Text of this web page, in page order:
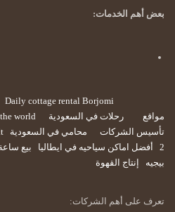
بعض أهم الخدمات:
Daily cottage rental Borjomi
مواقع
رحلات في السعودية world
تأسيس الشركات
محامي في السعودية
2
أفضل اماكن سياحيه في ايطاليا بيع
بيجيه
إنتاج القهوة
تعرف على أهم الشركات: